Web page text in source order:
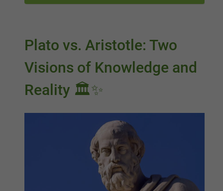
Plato vs. Aristotle: Two
Visions of Knowledge and
Reality 🏛️✨